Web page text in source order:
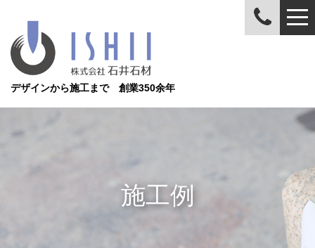
デザインから施工まで 創業350余年
施工例